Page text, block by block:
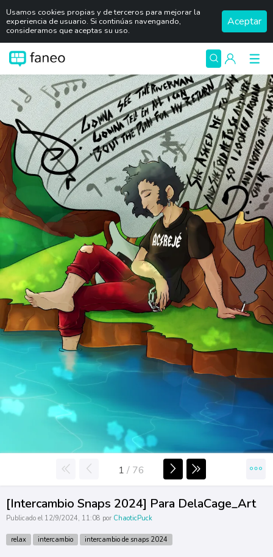
Usamos cookies propias y de terceros para mejorar la
experiencia de usuario. Si continúas navengando,
consideramos que aceptas su uso.
Aceptar
1 / 76
[Intercambio Snaps 2024] Para DelaCage_Art
Publicado el 12/9/2024, 11:08 por ChaoticPuck
relax intercambio intercambio de snaps 2024